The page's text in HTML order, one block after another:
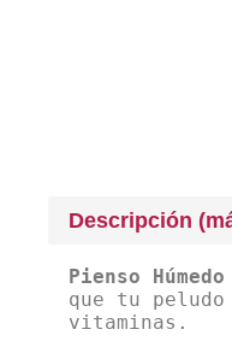
Descripción
Pienso
que tu
vitaminas.